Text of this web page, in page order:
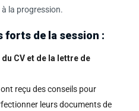
à la progression.
forts de la session :
CV et de la lettre de
reçu des conseils pour
leurs documents de